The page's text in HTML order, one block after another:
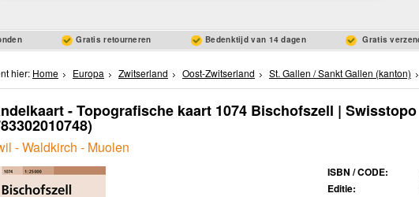
Gratis retourneren Bedenktijd van 14 dagen Gratis
hier: Home Europa Zwitserland Oost-Zwitserland St. Gallen / Sankt Gallen (kanton)
- Topografische kaart 1074 Bischofszell | Swisstopo
- Waldkirch - Muolen
ISBN / CODE:
Editie: